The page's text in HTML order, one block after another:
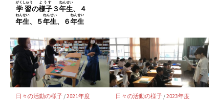
学習
がくしゅう
の様子
ようす
３年生
ねんせい
、４
年生
ねんせい
、５年生
ねんせい
、６年生
ねんせい
日々の活動の様子/2021年度 日々の活動の様子/2023年度